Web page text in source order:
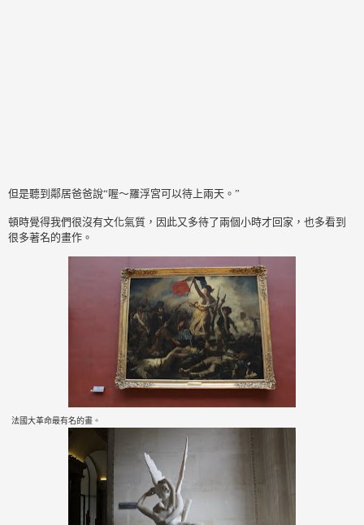
但是聽到鄰居爸爸說“喔～羅浮宮可以待上兩天。”
頓時覺得我們很沒有文化氣質，因此又多待了兩個小時才回家，也多看到
很多著名的畫作。
法國大革命最有名的畫。